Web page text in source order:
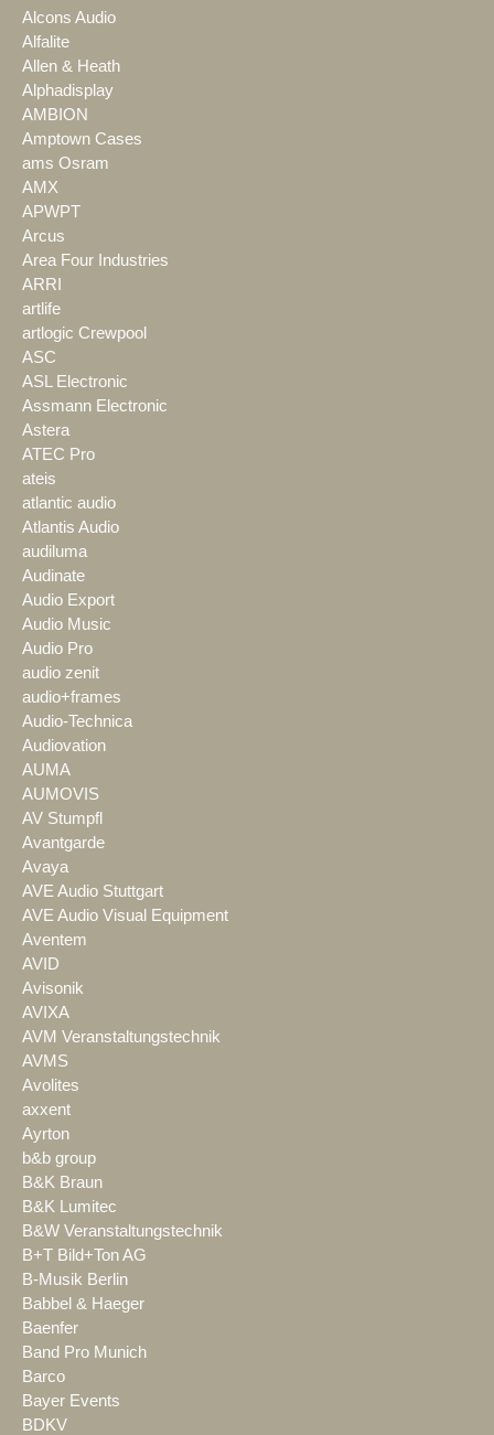
Alcons Audio
Alfalite
Allen & Heath
Alphadisplay
AMBION
Amptown Cases
ams Osram
AMX
APWPT
Arcus
Area Four Industries
ARRI
artlife
artlogic Crewpool
ASC
ASL Electronic
Assmann Electronic
Astera
ATEC Pro
ateis
atlantic audio
Atlantis Audio
audiluma
Audinate
Audio Export
Audio Music
Audio Pro
audio zenit
audio+frames
Audio-Technica
Audiovation
AUMA
AUMOVIS
AV Stumpfl
Avantgarde
Avaya
AVE Audio Stuttgart
AVE Audio Visual Equipment
Aventem
AVID
Avisonik
AVIXA
AVM Veranstaltungstechnik
AVMS
Avolites
axxent
Ayrton
b&b group
B&K Braun
B&K Lumitec
B&W Veranstaltungstechnik
B+T Bild+Ton AG
B-Musik Berlin
Babbel & Haeger
Baenfer
Band Pro Munich
Barco
Bayer Events
BDKV